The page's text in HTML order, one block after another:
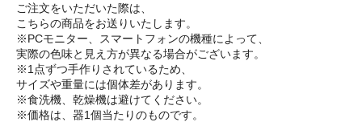
ご注文をいただいた際は、
こちらの商品をお送りいたします。
※PCモニター、スマートフォンの機種によって、
実際の色味と見え方が異なる場合がございます。
※1点ずつ手作りされているため、
サイズや重量には個体差があります。
※食洗機、乾燥機は避けてください。
※価格は、器1個当たりのものです。